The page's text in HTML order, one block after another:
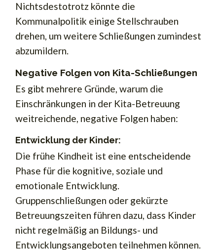
Nichtsdestotrotz könnte die
Kommunalpolitik einige Stellschrauben
drehen, um weitere Schließungen zumindest
abzumildern.
Negative Folgen von Kita-Schließungen
Es gibt mehrere Gründe, warum die
Einschränkungen in der Kita-Betreuung
weitreichende, negative Folgen haben:
Entwicklung der Kinder:
Die frühe Kindheit ist eine entscheidende
Phase für die kognitive, soziale und
emotionale Entwicklung.
Gruppenschließungen oder gekürzte
Betreuungszeiten führen dazu, dass Kinder
nicht regelmäßig an Bildungs- und
Entwicklungsangeboten teilnehmen können.